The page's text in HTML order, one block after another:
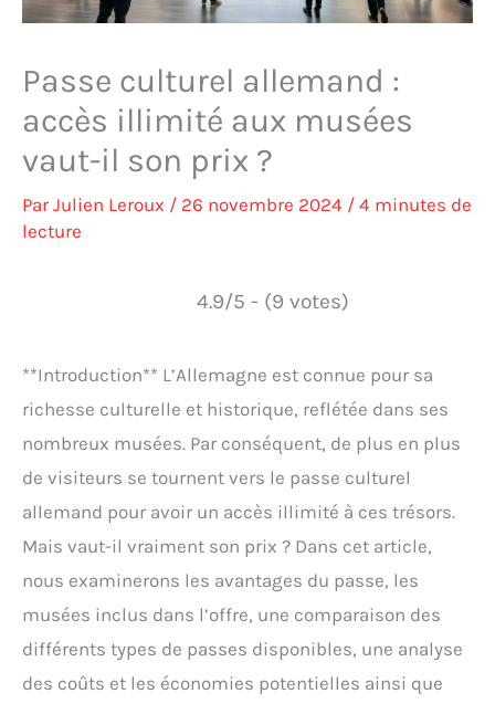
Passe culturel allemand :
accès illimité aux musées
vaut-il son prix ?
ParJulien Leroux / 26 novembre 2024 / 4 minutes de
lecture
4.9/5 - (9 votes)
**Introduction** L’Allemagne est connue pour sa
richesse culturelle et historique, reflétée dans ses
nombreux musées. Par conséquent, de plus en plus
de visiteurs se tournent vers le passe culturel
allemand pour avoir un accès illimité à ces trésors.
Mais vaut-il vraiment son prix ? Dans cet article,
nous examinerons les avantages du passe, les
musées inclus dans l’offre, une comparaison des
différents types de passes disponibles, une analyse
des coûts et les économies potentielles ainsi que